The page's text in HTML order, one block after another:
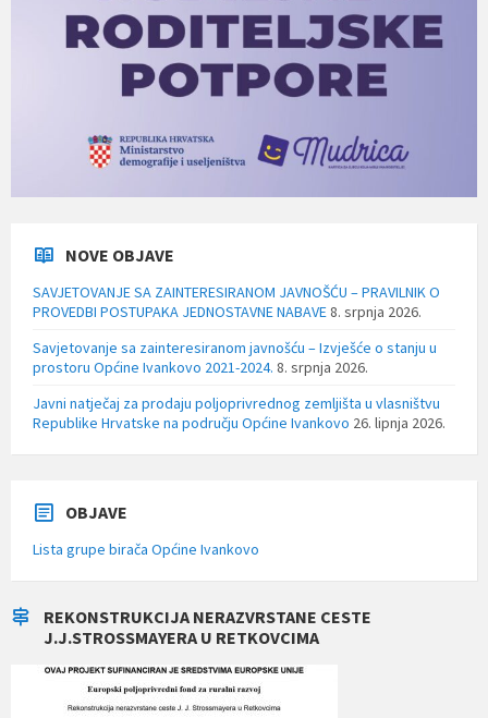
NOVE OBJAVE
SAVJETOVANJE SA ZAINTERESIRANOM JAVNOŠĆU – PRAVILNIK O
PROVEDBI POSTUPAKA JEDNOSTAVNE NABAVE8. srpnja 2026.
Savjetovanje sa zainteresiranom javnošću – Izvješće o stanju u
prostoru Općine Ivankovo 2021-2024. 8. srpnja 2026.
Javni natječaj za prodaju poljoprivrednog zemljišta u vlasništvu
Republike Hrvatske na području Općine Ivankovo 26. lipnja 2026.
OBJAVE
Lista grupe birača Općine Ivankovo
REKONSTRUKCIJA NERAZVRSTANE CESTE
J.J.STROSSMAYERA U RETKOVCIMA